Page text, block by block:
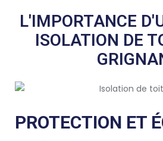
L'IMPORTANCE
ISOLATION DE
PROTECTION ET